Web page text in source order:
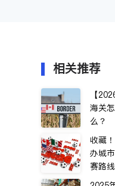
相关推荐
【
海关
么？
收藏
办城
赛路